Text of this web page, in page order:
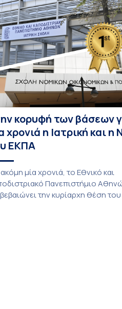
κορυφή των βάσεων
χρονιά η Ιατρική και η
ΕΚΠΑ
ακόμη μία χρονιά, το Εθνικό και
Πανεπιστήμιο
την κυρίαρχη θέση